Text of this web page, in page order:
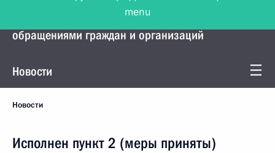
Управление Президента по работе с
обращениями граждан и организаций
Новости
Новости
Исполнен пункт 2 (меры приняты)
menu